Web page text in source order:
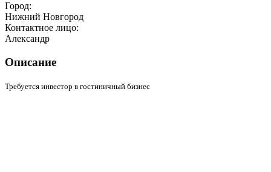
Город:
Нижний Новгород
Контактное лицо:
Александр
Описание
Требуется инвестор в гостиничный бизнес